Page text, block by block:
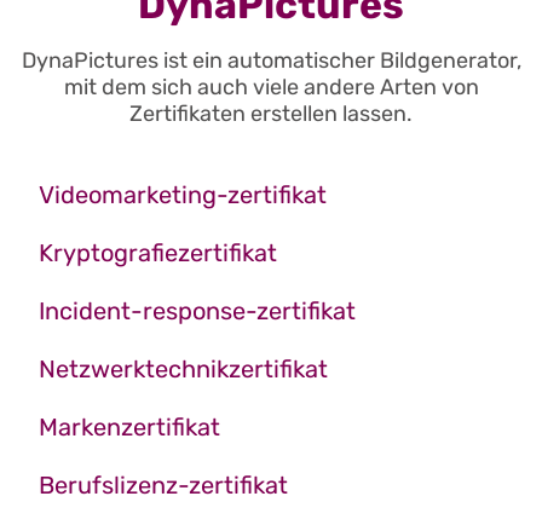
DynaPictures ist ein automatischer Bildgenerator,
mit dem sich auch viele andere Arten von
Zertifikaten erstellen lassen.
Videomarketing-zertifikat
Kryptografiezertifikat
Incident-response-zertifikat
Netzwerktechnikzertifikat
Markenzertifikat
Berufslizenz-zertifikat